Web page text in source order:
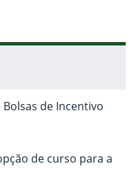
de Incentivo
de curso para a